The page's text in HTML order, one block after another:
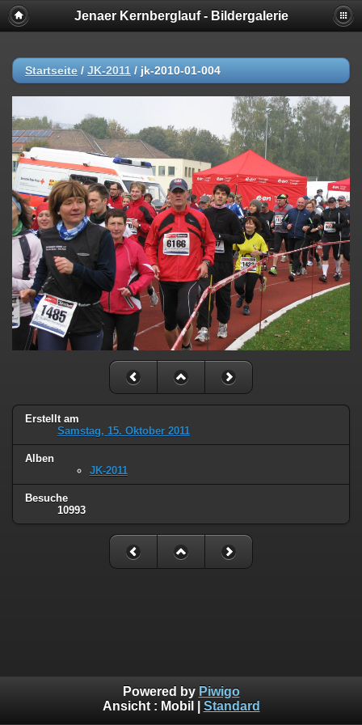
Jenaer Kernberglauf - Bildergalerie
Startseite / JK-2011 / jk-2010-01-004
Erstellt am
Samstag, 15. Oktober 2011
Alben
JK-2011
Besuche
10993
Powered by Piwigo
Ansicht : Mobil Standard